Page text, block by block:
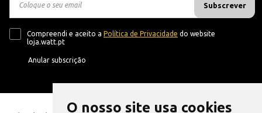
O nosso site usa cookies
Subscrever
Compreendi e aceito a Política de Privacidade do website
loja.watt.pt
Anular subscrição